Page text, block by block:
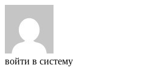
войти в систему